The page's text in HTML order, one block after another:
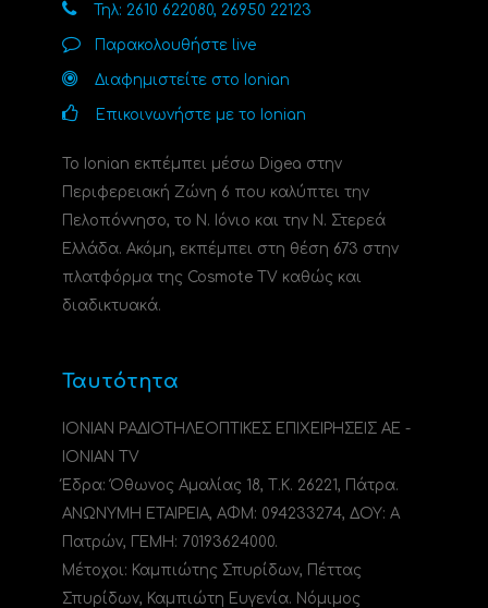
Τηλ: 2610 622080, 26950 22123
Παρακολουθήστε live
Διαφημιστείτε στο Ionian
Επικοινωνήστε με το Ionian
Το Ionian εκπέμπει μέσω Digea στην
Περιφερειακή Ζώνη 6 που καλύπτει την
Πελοπόννησο, το N. Ιόνιο και την Ν. Στερεά
Ελλάδα. Ακόμη, εκπέμπει στη θέση 673 στην
πλατφόρμα της Cosmote TV καθώς και
διαδικτυακά.
Ταυτότητα
ΙΟΝΙΑΝ ΡΑΔΙΟΤΗΛΕΟΠΤΙΚΕΣ ΕΠΙΧΕΙΡΗΣΕΙΣ ΑΕ -
IONIAN TV
Έδρα: Όθωνος Αμαλίας 18, Τ.Κ. 26221, Πάτρα.
ΑΝΩΝΥΜΗ ΕΤΑΙΡΕΙΑ, ΑΦΜ: 094233274, ΔΟΥ: A
Πατρών, ΓΕΜΗ: 70193624000.
Μέτοχοι: Καμπιώτης Σπυρίδων, Πέττας
Σπυρίδων, Καμπιώτη Ευγενία. Νόμιμος